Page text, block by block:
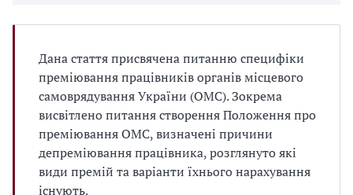
Дана стаття присвячена питанню специфіки
преміювання працівників органів місцевого
самоврядування України (ОМС). Зокрема
висвітлено питання створення Положення про
преміювання ОМС, визначені причини
депреміювання працівника, розглянуто які
види премій та варіанти їхнього нарахування
існують.